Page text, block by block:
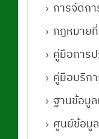
การจัดก
กฏหมาย
คู่มือการ
คู่มือบริก
ฐานข้อมูล
ศูนย์ข้อมู